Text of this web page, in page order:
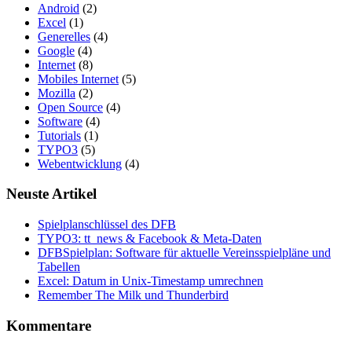
Android (2)
Excel (1)
Generelles (4)
Google (4)
Internet (8)
Mobiles Internet (5)
Mozilla (2)
Open Source (4)
Software (4)
Tutorials (1)
TYPO3 (5)
Webentwicklung (4)
Neuste Artikel
Spielplanschlüssel des DFB
TYPO3: tt_news & Facebook & Meta-Daten
DFBSpielplan: Software für aktuelle Vereinsspielpläne und
Tabellen
Excel: Datum in Unix-Timestamp umrechnen
Remember The Milk und Thunderbird
Kommentare